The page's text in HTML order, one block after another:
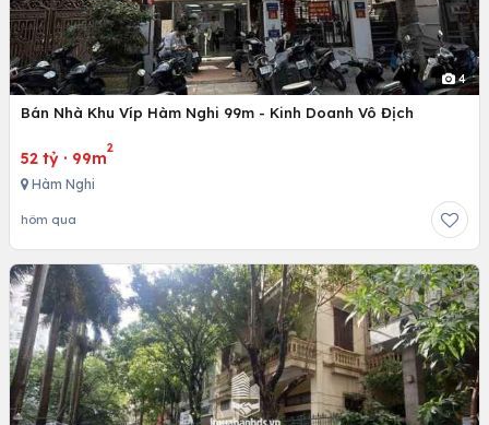
4
Bán Nhà Khu Víp Hàm Nghi 99m - Kinh Doanh Vô Địch
52 tỷ · 99m
2
Hàm Nghi
hôm qua